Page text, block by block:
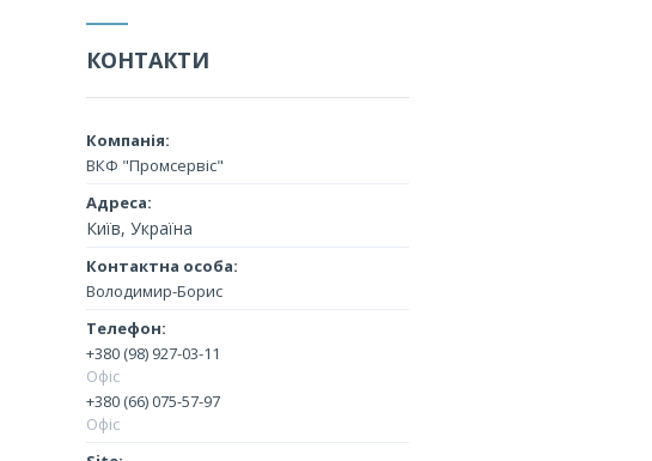
КОНТАКТИ
ВКФ "Промсервіс"
Київ, Україна
Володимир-Борис
+380 (98) 927-03-11
Офіс
+380 (66) 075-57-97
Офіс